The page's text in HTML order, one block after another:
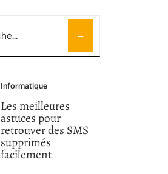
Informatique
Les meilleures
astuces pour
retrouver des SMS
supprimés
facilement